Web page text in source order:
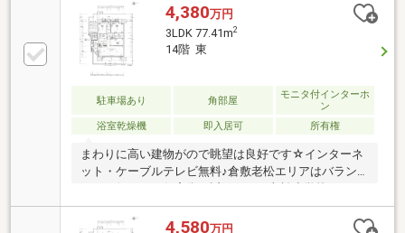
ており、経済的です。・ハンズフリーキーのため、便
利です。・段差のないバリアフリー設計のため、安心
です。・老松小学校まで徒歩5分、西中学校まで徒歩
18分、マルナカ老松町店まで徒歩10分、ハローズ田ノ
上店まで徒歩12分、ファミリーマート倉敷老松5丁目
店まで徒歩7分、白楽町郵便局まで徒歩8分、玉島信用
金庫倉敷支店まで徒歩9分、倉敷第一病院まで徒歩7
分、利便性に優れた立地です。
4,380万円
3LDK 77.41m2
14階 東
駐車場あり 角部屋
モニタ付インターホ
ン
浴室乾燥機
即入居可 所有権
まわりに高い建物がので眺望は良好です☆インターネ
ット・ケーブルテレビ無料♪倉敷老松エリアはバラン
学校や病院も充実。ご家族の暮らしのニーズが整った
住環境です。
4,580万円